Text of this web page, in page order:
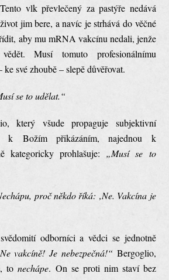
vlk převlečený za pastýře nedává
jim bere, a navíc je strhává do věčné
aby mu mRNA vakcínu nedali, jenže
Musí tomuto profesionálnímu
své zhoubě – slepě důvěřovat.
se to udělat.“
který všude propaguje subjektivní
k Božím přikázáním, najednou k
kategoricky prohlašuje: „Musí se to
proč někdo říká: ‚Ne. Vakcína je
odborníci a vědci se jednotně
vakcíně! Je nebezpečná!“ Bergoglio,
tonechápe. On se proti nim staví bez